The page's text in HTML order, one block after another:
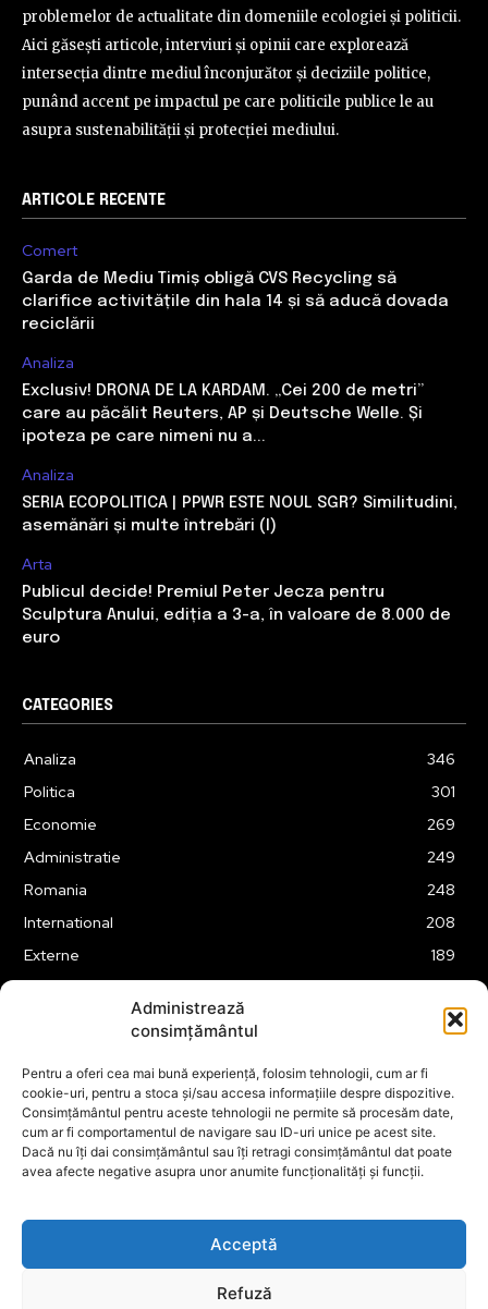
Administrează
consimțământul
Pentru a oferi cea mai bună experiență, folosim tehnologii, cum ar fi
cookie-uri, pentru a stoca și/sau accesa informațiile despre dispozitive.
Consimțământul pentru aceste tehnologii ne permite să procesăm date,
cum ar fi comportamentul de navigare sau ID-uri unice pe acest site.
Dacă nu îți dai consimțământul sau îți retragi consimțământul dat poate
avea afecte negative asupra unor anumite funcționalități și funcții.
Acceptă
Refuză
problemelor de actualitate din domeniile ecologiei și politicii.
Aici găsești articole, interviuri și opinii care explorează
intersecția dintre mediul înconjurător și deciziile politice,
punând accent pe impactul pe care politicile publice le au
asupra sustenabilității și protecției mediului.
ARTICOLE RECENTE
Comert
Garda de Mediu Timiș obligă CVS Recycling să
clarifice activitățile din hala 14 și să aducă dovada
reciclării
Analiza
Exclusiv! DRONA DE LA KARDAM. „Cei 200 de metri”
care au păcălit Reuters, AP și Deutsche Welle. Și
ipoteza pe care nimeni nu a...
Analiza
SERIA ECOPOLITICA | PPWR ESTE NOUL SGR? Similitudini,
asemănări și multe întrebări (I)
Arta
Publicul decide! Premiul Peter Jecza pentru
Sculptura Anului, ediția a 3-a, în valoare de 8.000 de
euro
CATEGORIES
Analiza
346
Politica
301
Economie
269
Administratie
249
Romania
248
International
208
Externe
189
175
Financiar
160
ABUZURI
158
Social
157
Cultura
149